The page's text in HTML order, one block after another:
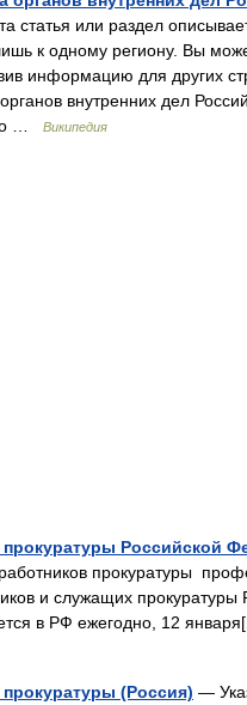
статья или раздел
к одному региону. Вы
информацию для других
внутренних дел
…
Википедия
прокуратуры Российской
прокуратуры
и служащих прокуратуры
в РФ ежегодно, 12
(Россия) —